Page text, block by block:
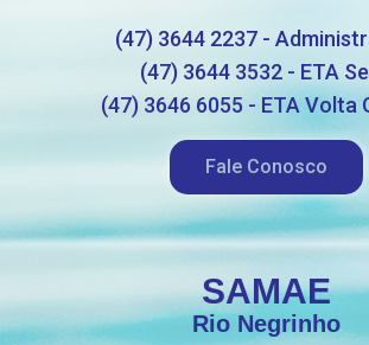
(47) 3644 2237 -
(47) 3644 3532 - ETA
(47) 3646 6055 - ETA Volta
Fale Conosco
SAMAE
Rio Negrinho